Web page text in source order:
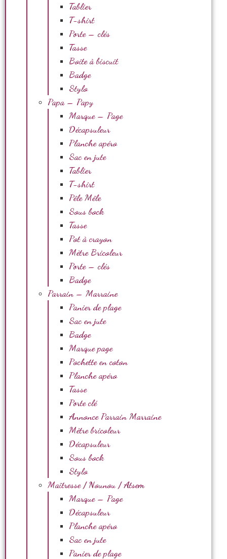
Tablier
T-shirt
Porte – clés
Tasse
Boite à biscuit
Badge
Stylo
Papa – Papy
Marque – Page
Décapsuleur
Planche apéro
Sac en jute
Tablier
T-shirt
Pêle Mêle
Sous bock
Tasse
Pot à crayon
Mètre Bricoleur
Porte – clés
Badge
Parrain – Marraine
Panier de plage
Sac en jute
Badge
Marque page
Pochette en coton
Planche apéro
Tasse
Porte clé
Annonce Parrain Marraine
Mètre bricoleur
Décapsuleur
Sous bock
Stylo
Maîtresse / Nounou / Atsem
Marque – Page
Décapsuleur
Planche apéro
Sac en jute
Panier de plage